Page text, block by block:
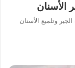
الأسنان
وتلميع الأسنان